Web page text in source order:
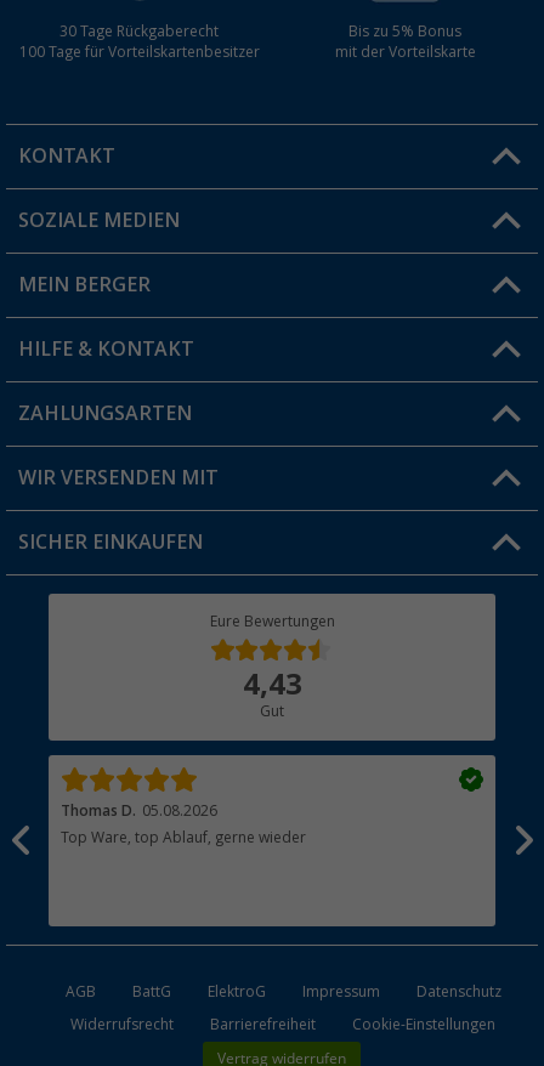
30 Tage Rückgaberecht
100 Tage für Vorteilskartenbesitzer
Bis zu 5% Bonus
mit der Vorteilskarte
KONTAKT
Du hast eine Frage?
Filiale finden
SOZIALE MEDIEN
MEIN BERGER
Vorteilskarte
Blog
Jobs & Karriere
HILFE & KONTAKT
FAQ & Kontakt
Versandinformationen
Rücksendung
ZAHLUNGSARTEN
WIR VERSENDEN MIT
SICHER EINKAUFEN
Eure Bewertungen
4,43
Gut
Thomas D. 05.08.2026
Top Ware, top Ablauf, gerne wieder
AGB BattG ElektroG Impressum
Datenschutz
Widerrufsrecht
Barrierefreiheit Cookie-Einstellungen
Vertrag widerrufen